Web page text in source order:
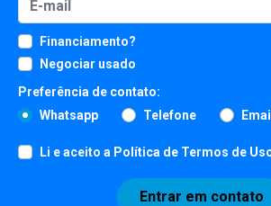
Financiamento?
Negociar usado
Preferência de contato:
Whatsapp
Telefone Email
Li e aceito a Política de Termos de
Entrar em contato